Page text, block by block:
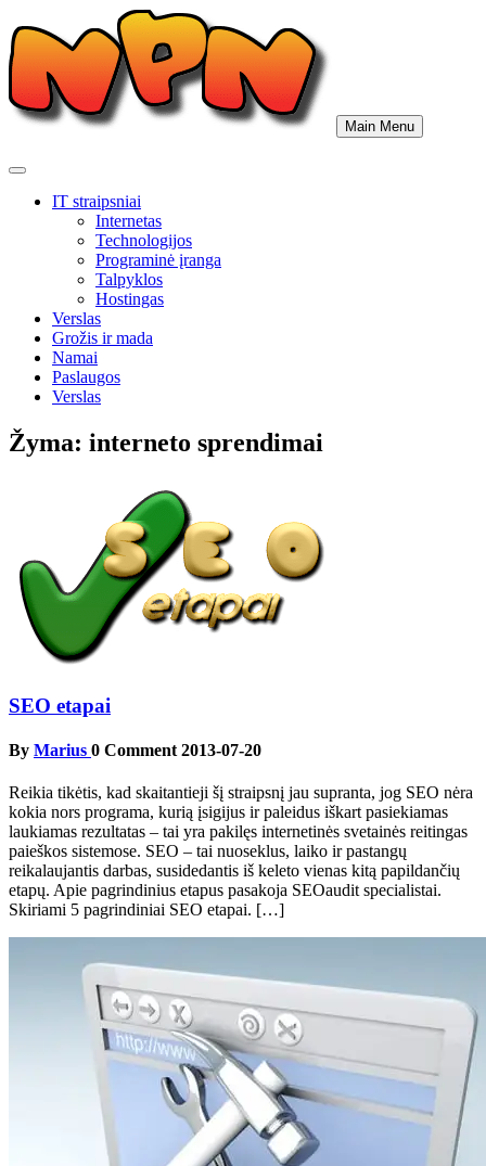
to
content
Main Menu
IT straipsniai
Internetas
Technologijos
Programinė įranga
Talpyklos
Hostingas
Verslas
Grožis ir mada
Namai
Paslaugos
Verslas
Žyma: interneto sprendimai
SEO etapai
By Marius 0 Comment 2013-07-20
Reikia tikėtis, kad skaitantieji šį straipsnį jau supranta, jog SEO nėra
kokia nors programa, kurią įsigijus ir paleidus iškart pasiekiamas
laukiamas rezultatas – tai yra pakilęs internetinės svetainės reitingas
paieškos sistemose. SEO – tai nuoseklus, laiko ir pastangų
reikalaujantis darbas, susidedantis iš keleto vienas kitą papildančių
etapų. Apie pagrindinius etapus pasakoja SEOaudit specialistai.
Skiriami 5 pagrindiniai SEO etapai. […]